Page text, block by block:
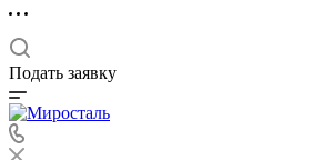
Подать заявку